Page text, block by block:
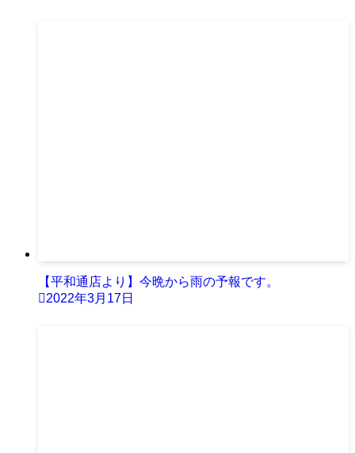
【平和通店より】今晩から雨の予報です。
2022年3月17日